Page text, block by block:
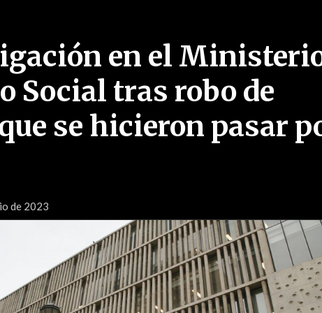
en el
Social tras robo de
se hicieron pasar
de 2023